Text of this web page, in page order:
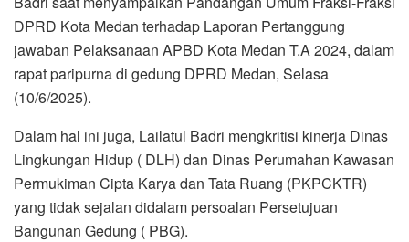
DPRD Kota Medan terhadap Laporan Pertanggung
jawaban Pelaksanaan APBD Kota Medan T.A 2024, dalam
rapat paripurna di gedung DPRD Medan, Selasa
(10/6/2025).
Dalam hal ini juga, Lailatul Badri mengkritisi kinerja Dinas
Lingkungan Hidup ( DLH) dan Dinas Perumahan Kawasan
Permukiman Cipta Karya dan Tata Ruang (PKPCKTR)
yang tidak sejalan didalam persoalan Persetujuan
Bangunan Gedung ( PBG).